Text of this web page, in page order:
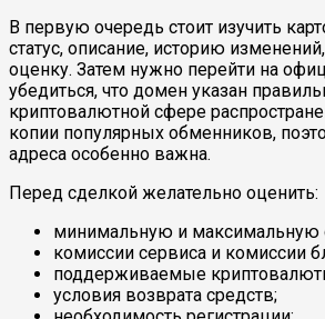
В первую очередь стоит изучить
статус, описание, историю
оценку. Затем нужно перейти на
убедиться, что домен указан
криптовалютной сфере
копии популярных обменников,
адреса особенно важна.
Перед сделкой желательно оценить:
минимальную и максимальную
комиссии сервиса и комиссии
поддерживаемые
условия возврата средств;